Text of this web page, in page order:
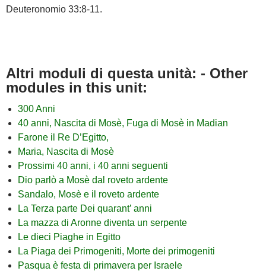
Deuteronomio 33:8-11.
Altri moduli di questa unità: - Other
modules in this unit:
300 Anni
40 anni, Nascita di Mosè, Fuga di Mosè in Madian
Farone il Re D’Egitto,
Maria, Nascita di Mosè
Prossimi 40 anni, i 40 anni seguenti
Dio parlò a Mosè dal roveto ardente
Sandalo, Mosè e il roveto ardente
La Terza parte Dei quarant’ anni
La mazza di Aronne diventa un serpente
Le dieci Piaghe in Egitto
La Piaga dei Primogeniti, Morte dei primogeniti
Pasqua è festa di primavera per Israele